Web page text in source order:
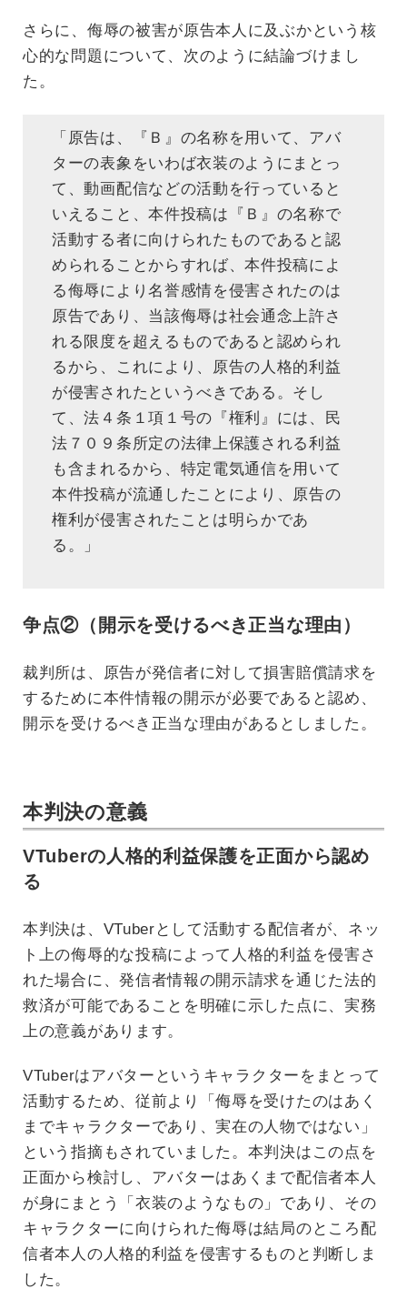
さらに、侮辱の被害が原告本人に及ぶかという核
心的な問題について、次のように結論づけまし
た。
「原告は、『Ｂ』の名称を用いて、アバ
ターの表象をいわば衣装のようにまとっ
て、動画配信などの活動を行っていると
いえること、本件投稿は『Ｂ』の名称で
活動する者に向けられたものであると認
められることからすれば、本件投稿によ
る侮辱により名誉感情を侵害されたのは
原告であり、当該侮辱は社会通念上許さ
れる限度を超えるものであると認められ
るから、これにより、原告の人格的利益
が侵害されたというべきである。そし
て、法４条１項１号の『権利』には、民
法７０９条所定の法律上保護される利益
も含まれるから、特定電気通信を用いて
本件投稿が流通したことにより、原告の
権利が侵害されたことは明らかであ
る。」
争点②（開示を受けるべき正当な理由）
裁判所は、原告が発信者に対して損害賠償請求を
するために本件情報の開示が必要であると認め、
開示を受けるべき正当な理由があるとしました。
本判決の意義
VTuberの人格的利益保護を正面から認め
る
本判決は、VTuberとして活動する配信者が、ネッ
ト上の侮辱的な投稿によって人格的利益を侵害さ
れた場合に、発信者情報の開示請求を通じた法的
救済が可能であることを明確に示した点に、実務
上の意義があります。
VTuberはアバターというキャラクターをまとって
活動するため、従前より「侮辱を受けたのはあく
までキャラクターであり、実在の人物ではない」
という指摘もされていました。本判決はこの点を
正面から検討し、アバターはあくまで配信者本人
が身にまとう「衣装のようなもの」であり、その
キャラクターに向けられた侮辱は結局のところ配
信者本人の人格的利益を侵害するものと判断しま
した。